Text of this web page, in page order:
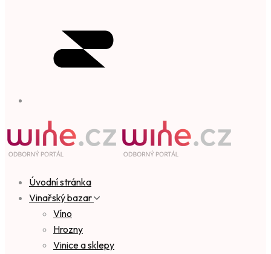
Úvodní stránka
Vinařský bazar
Víno
Hrozny
Vinice a sklepy